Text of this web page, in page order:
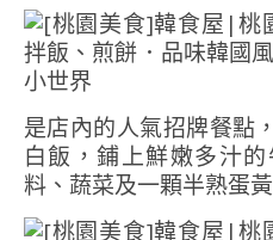
是店內的人氣招牌餐點
白飯，鋪上鮮嫩多汁
料、蔬菜及一顆半熟蛋黃